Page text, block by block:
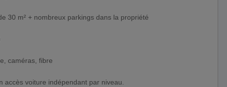
30 m² + nombreux parkings dans la propriété
caméras, fibre
accès voiture indépendant par niveau.